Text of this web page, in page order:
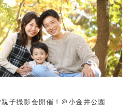
子撮影会開催！＠小金井公園